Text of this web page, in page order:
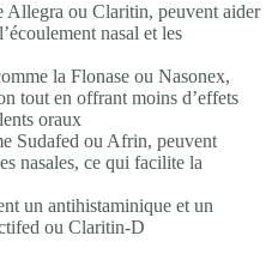
Allegra ou Claritin, peuvent aider
nasal et les
la Flonase ou Nasonex,
tout en offrant moins d’effets
oraux
Sudafed ou Afrin, peuvent
nasales, ce qui facilite la
un antihistaminique et un
ou Claritin-D